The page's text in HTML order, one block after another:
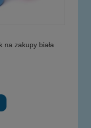
na zakupy biała